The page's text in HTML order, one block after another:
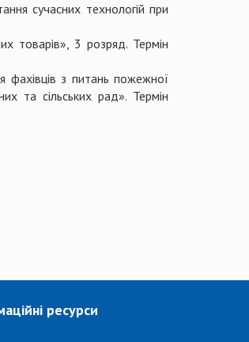
сучасних технологій при
товарів», 3 розряд. Термін
фахівців з питань пожежної
та сільських рад». Термін
ресурси